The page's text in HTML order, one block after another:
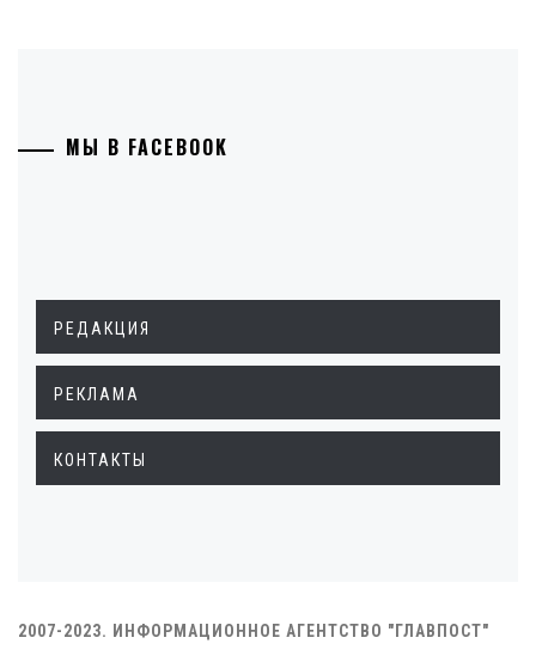
МЫ В FACEBOOK
РЕДАКЦИЯ
РЕКЛАМА
КОНТАКТЫ
2007-2023. ИНФОРМАЦИОННОЕ АГЕНТСТВО "ГЛАВПОСТ"